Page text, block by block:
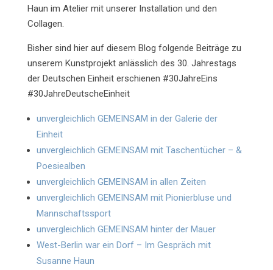
Haun im Atelier mit unserer Installation und den
Collagen.
Bisher sind hier auf diesem Blog folgende Beiträge zu
unserem Kunstprojekt anlässlich des 30. Jahrestags
der Deutschen Einheit erschienen #30JahreEins
#30JahreDeutscheEinheit
unvergleichlich GEMEINSAM in der Galerie der
Einheit
unvergleichlich GEMEINSAM mit Taschentücher – &
Poesiealben
unvergleichlich GEMEINSAM in allen Zeiten
unvergleichlich GEMEINSAM mit Pionierbluse und
Mannschaftssport
unvergleichlich GEMEINSAM hinter der Mauer
West-Berlin war ein Dorf – Im Gespräch mit
Susanne Haun